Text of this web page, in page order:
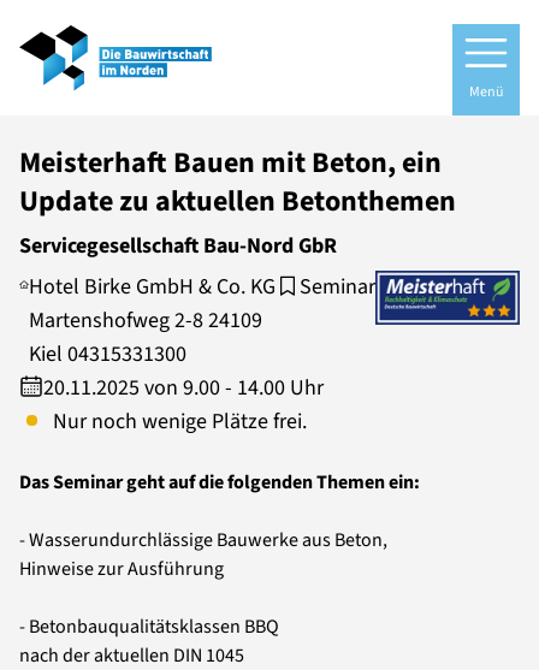
Menü
Meisterhaft Bauen mit Beton, ein
Update zu aktuellen Betonthemen
Servicegesellschaft Bau-Nord GbR
Hotel Birke GmbH & Co. KG
Martenshofweg 2-8 24109
Kiel 04315331300
Seminar
20.11.2025 von 9.00 - 14.00 Uhr
Nur noch wenige Plätze frei.
Das Seminar geht auf die folgenden Themen ein:
- Wasserundurchlässige Bauwerke aus Beton,
Hinweise zur Ausführung
- Betonbauqualitätsklassen BBQ
nach der aktuellen DIN 1045